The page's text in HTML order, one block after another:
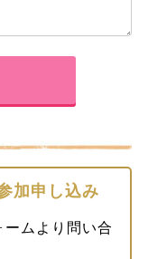
加申し込み
ームより問い合